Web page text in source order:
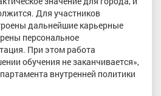
Для участников
дальнейшие карьерные
персональное
При этом работа
обучения не заканчивается»,
внутренней политики